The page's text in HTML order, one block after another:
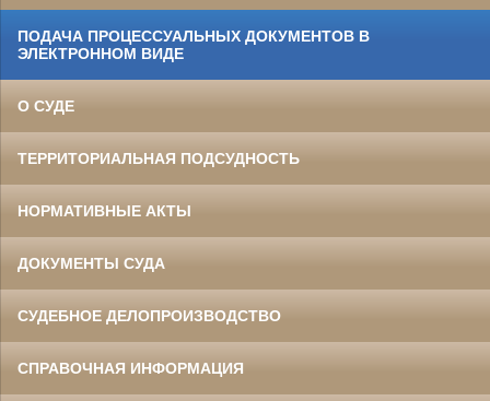
ПОДАЧА ПРОЦЕССУАЛЬНЫХ ДОКУМЕНТОВ В
ЭЛЕКТРОННОМ ВИДЕ
О СУДЕ
ТЕРРИТОРИАЛЬНАЯ ПОДСУДНОСТЬ
НОРМАТИВНЫЕ АКТЫ
ДОКУМЕНТЫ СУДА
СУДЕБНОЕ ДЕЛОПРОИЗВОДСТВО
СПРАВОЧНАЯ ИНФОРМАЦИЯ